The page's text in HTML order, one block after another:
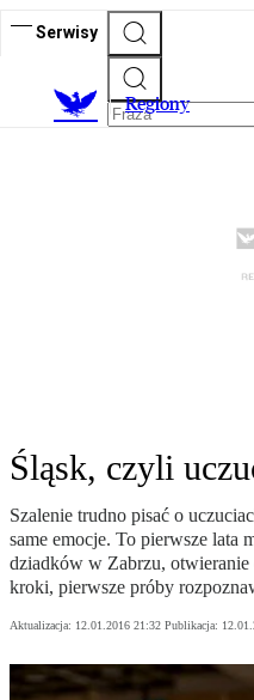
Serwisy
Regiony
Śląsk, czyli
Szalenie trudno pisać o
same emocje. To pierwsze lata
dziadków w Zabrzu, otwieranie
kroki, pierwsze próby
Aktualizacja: 12.01.2016 21:32 Publikacja: